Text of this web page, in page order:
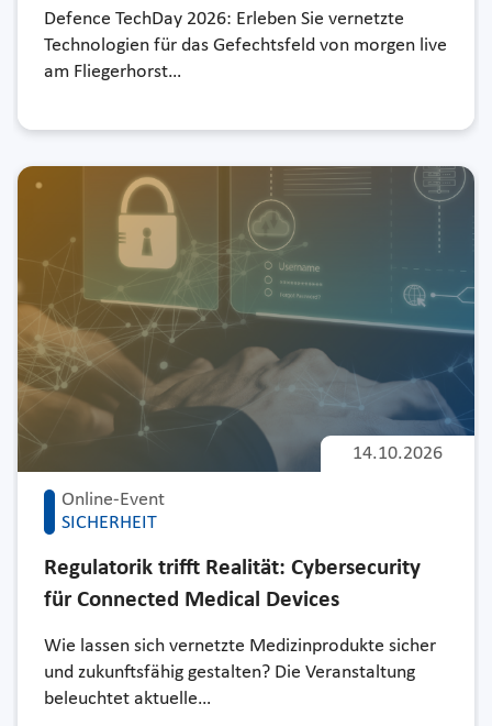
Defence TechDay 2026: Erleben Sie vernetzte
Technologien für das Gefechtsfeld von morgen live
am Fliegerhorst…
Online-Event
SICHERHEIT
14.10.2026
Regulatorik trifft Realität: Cybersecurity
für Connected Medical Devices
Wie lassen sich vernetzte Medizinprodukte sicher
und zukunftsfähig gestalten? Die Veranstaltung
beleuchtet aktuelle…